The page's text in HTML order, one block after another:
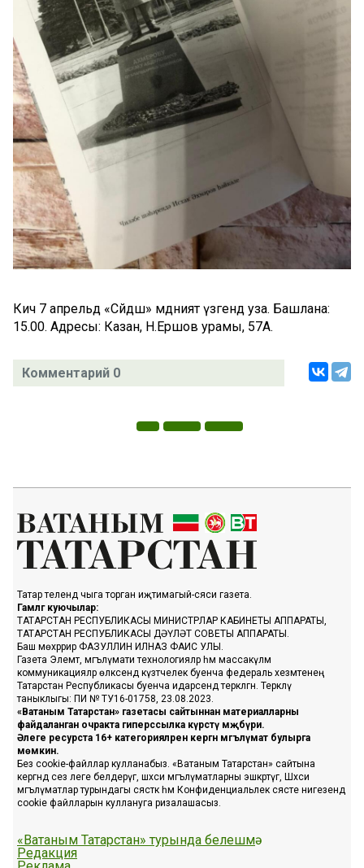
Кичә 7 апрельдә «Сәйдәш» мәдәният үзәгендә уза. Башлана:
15.00. Адресы: Казан, Н.Ершов урамы, 57А.
Комментарий 0
Татар телендә чыга торган иҗтимагый-сәяси газета.
Гамәлгә куючылар:
ТАТАРСТАН РЕСПУБЛИКАСЫ МИНИСТРЛАР КАБИНЕТЫ АППАРАТЫ,
ТАТАРСТАН РЕСПУБЛИКАСЫ ДӘҮЛӘТ СОВЕТЫ АППАРАТЫ.
Баш мөхәррир ФАЗУЛЛИН ИЛНАЗ ФАИС УЛЫ.
Газета Элемтә, мәгълүмати технологияләр һәм массакүләм
коммуникацияләр өлкәсендә күзәтчелек буенча федераль хезмәтенең
Татарстан Республикасы буенча идарәсендә теркәлгән. Теркәлү
таныклыгы: ПИ № ТУ16-01758, 23.08.2023.
«Ватаным Татарстан» газетасы сайтыннан материалларны
файдаланган очракта гиперссылка күрсәтү мәҗбүри.
Әлеге ресурста 16+ категорияләренә кергән мәгълүмат булырга
мөмкин.
Без cookie-файллар кулланабыз. «Ватаным Татарстан» сайтына
кергәндә сез әлеге белдерүгә, шәхси мәгълүматларны эшкәртүгә, Шәхси
мәгълүматлар турындагы сәясәткә һәм Конфиденциальлек сәясәте нигезендә
cookie файлларын куллануга ризалашасыз.
«Ватаным Татарстан» турында белешмә
Редакция